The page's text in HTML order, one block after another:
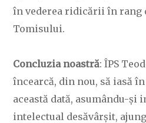
în vederea ridicării în rang
Tomisului.
Concluzia noastră: ÎPS
încearcă, din nou, să iasă
această dată, asumându-și
intelectual desăvârșit,